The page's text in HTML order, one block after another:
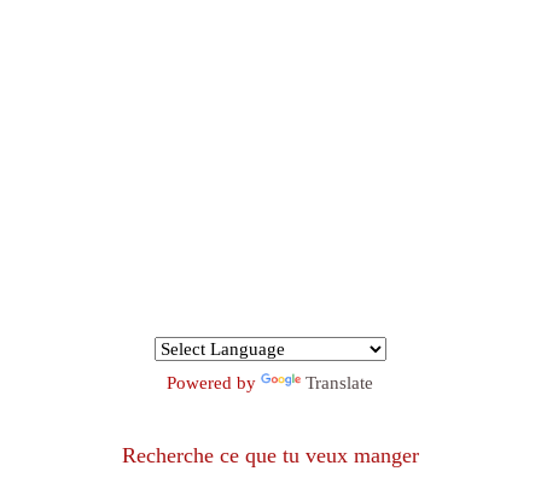
Powered by Translate
Recherche ce que tu veux manger